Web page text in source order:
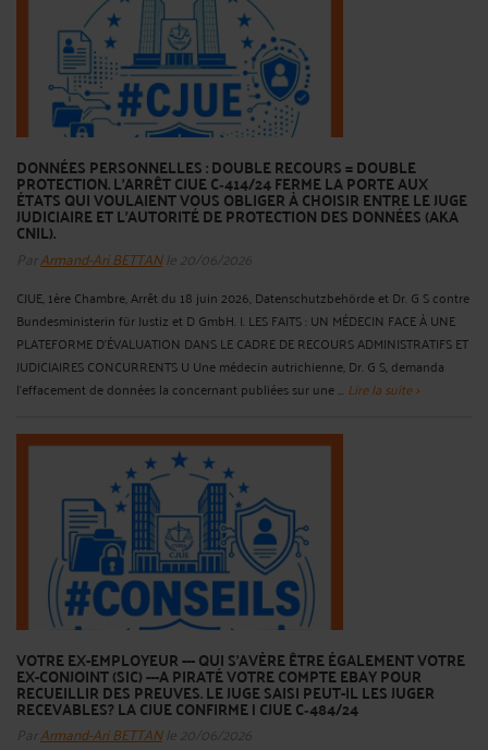
DONNÉES PERSONNELLES : DOUBLE RECOURS = DOUBLE
PROTECTION. L'ARRÊT CJUE C‑414/24 FERME LA PORTE AUX
ÉTATS QUI VOULAIENT VOUS OBLIGER À CHOISIR ENTRE LE JUGE
JUDICIAIRE ET L'AUTORITÉ DE PROTECTION DES DONNÉES (AKA
CNIL).
ParArmand-Ari BETTANle 20/06/2026
CJUE, 1ère Chambre, Arrêt du 18 juin 2026, Datenschutzbehörde et Dr. G S contre
Bundesministerin für Justiz et D GmbH. I. LES FAITS : UN MÉDECIN FACE À UNE
PLATEFORME D’ÉVALUATION DANS LE CADRE DE RECOURS ADMINISTRATIFS ET
JUDICIAIRES CONCURRENTS U Une médecin autrichienne, Dr. G S, demanda
l’effacement de données la concernant publiées sur une ... Lire la suite >
VOTRE EX-EMPLOYEUR --- QUI S'AVÈRE ÊTRE ÉGALEMENT VOTRE
EX-CONJOINT (SIC) ---A PIRATÉ VOTRE COMPTE EBAY POUR
RECUEILLIR DES PREUVES. LE JUGE SAISI PEUT-IL LES JUGER
RECEVABLES? LA CJUE CONFIRME | CJUE C‑484/24
ParArmand-Ari BETTANle 20/06/2026